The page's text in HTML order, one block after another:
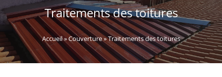
Traitements des toitures
Accueil»Couverture»Traitements des toitures